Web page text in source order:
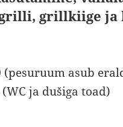
grillkiige ja
asub
ja dušiga toad)